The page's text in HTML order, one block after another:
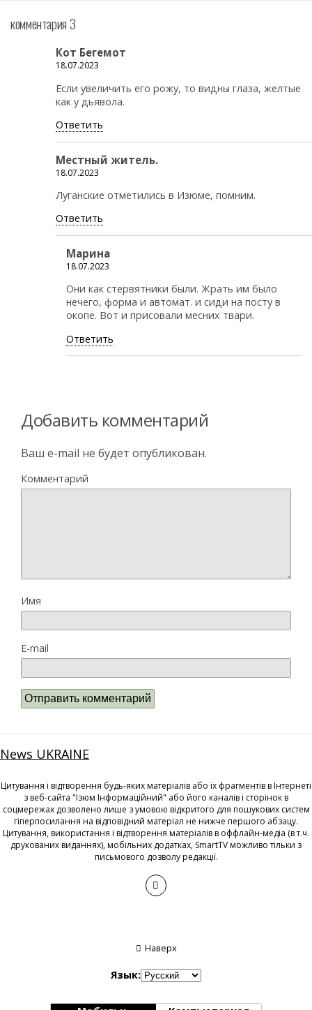
комментария 3
Кот Бегемот
18.07.2023
Если увеличить его рожу, то видны глаза, желтые
как у дьявола.
Ответить
Местный житель.
18.07.2023
Луганские отметились в Изюме, помним.
Ответить
Марина
18.07.2023
Они как стервятники были. Жрать им было
нечего, форма и автомат. и сиди на посту в
окопе. Вот и присовали месних твари.
Ответить
Добавить комментарий
Ваш e-mail не будет опубликован.
Комментарий
Имя
E-mail
News UKRAINE
Цитування і відтворення будь-яких матеріалів або їх фрагментів в Інтернеті
з веб-сайта "Ізюм Інформаційний" або його каналів і сторінок в
соцмережах дозволено лише з умовою відкритого для пошукових систем
гіперпосилання на відповідний матеріал не нижче першого абзацу.
Цитування, використання і відтворення матеріалів в оффлайн-медіа (в т.ч.
друкованих виданнях), мобільних додатках, SmartTV можливо тільки з
письмового дозволу редакції.
Наверх
Язык: